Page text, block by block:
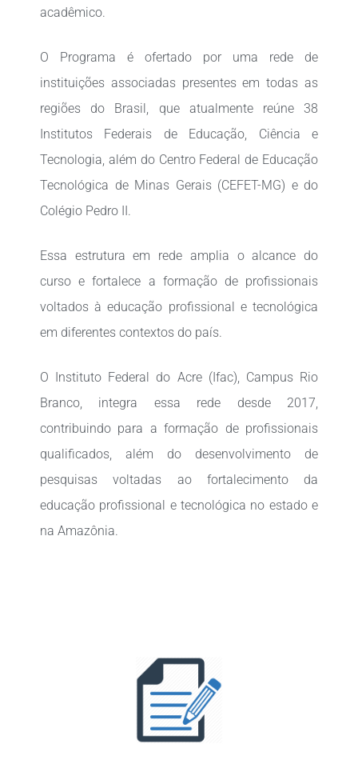
acadêmico.
O Programa é ofertado por uma rede de
instituições associadas presentes em todas as
regiões do Brasil, que atualmente reúne 38
Institutos Federais de Educação, Ciência e
Tecnologia, além do Centro Federal de Educação
Tecnológica de Minas Gerais (CEFET-MG) e do
Colégio Pedro II.
Essa estrutura em rede amplia o alcance do
curso e fortalece a formação de profissionais
voltados à educação profissional e tecnológica
em diferentes contextos do país.
O Instituto Federal do Acre (Ifac), Campus Rio
Branco, integra essa rede desde 2017,
contribuindo para a formação de profissionais
qualificados, além do desenvolvimento de
pesquisas voltadas ao fortalecimento da
educação profissional e tecnológica no estado e
na Amazônia.